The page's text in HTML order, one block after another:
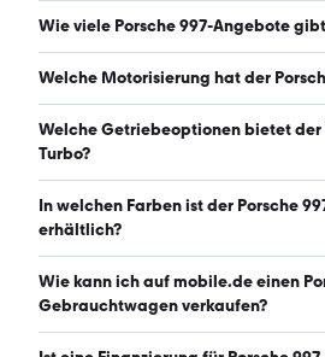
Ein guter Preis für einen Porsche 997
Wie viele Porsche 997-Angebote
Es gibt insgesamt 27 Porsche 997
Welche Motorisierung hat der
Der Porsche 997 2008 Turbo hat
und 599 PS. (Stand: 9.8.2026)
Welche Getriebeoptionen bietet der
Turbo?
Der Porsche 997 2008 Turbo ist mit
manuellem und
In welchen Farben ist der Porsche
erhältlich?
Den Porsche 997 2008 Turbo gibt
schwarz, grau, silber, weiß, blau,
Wie kann ich auf mobile.de einen
Gebrauchtwagen verkaufen?
Alle Informationen zum Verkauf an